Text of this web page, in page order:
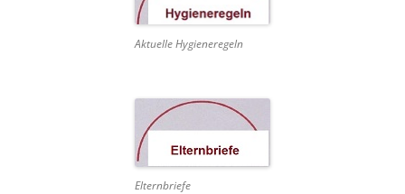
Aktuelle Hygieneregeln
Elternbriefe